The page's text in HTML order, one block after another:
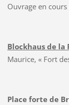
Ouvrage en
Blockhaus de la
Maurice, « Fort
Place forte de